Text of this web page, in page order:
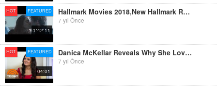
HOT FEATURED
1:42:11
Hallmark Movies 2018,New Hallmark Release Romance Movies 2018!!
7 yıl Önce
HOT FEATURED
04:01
Danica McKellar Reveals Why She Loves Doing Hallmark Movies | TODAY
7 yıl Önce